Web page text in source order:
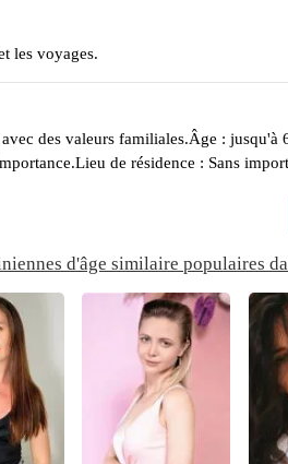
les voyages.
des valeurs familiales.Âge :
de résidence : Sans
d'âge similaire populaires